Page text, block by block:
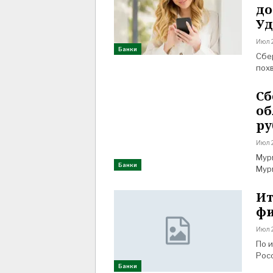
Банки
Июл
Банки
Июл
Банки
Июл
По